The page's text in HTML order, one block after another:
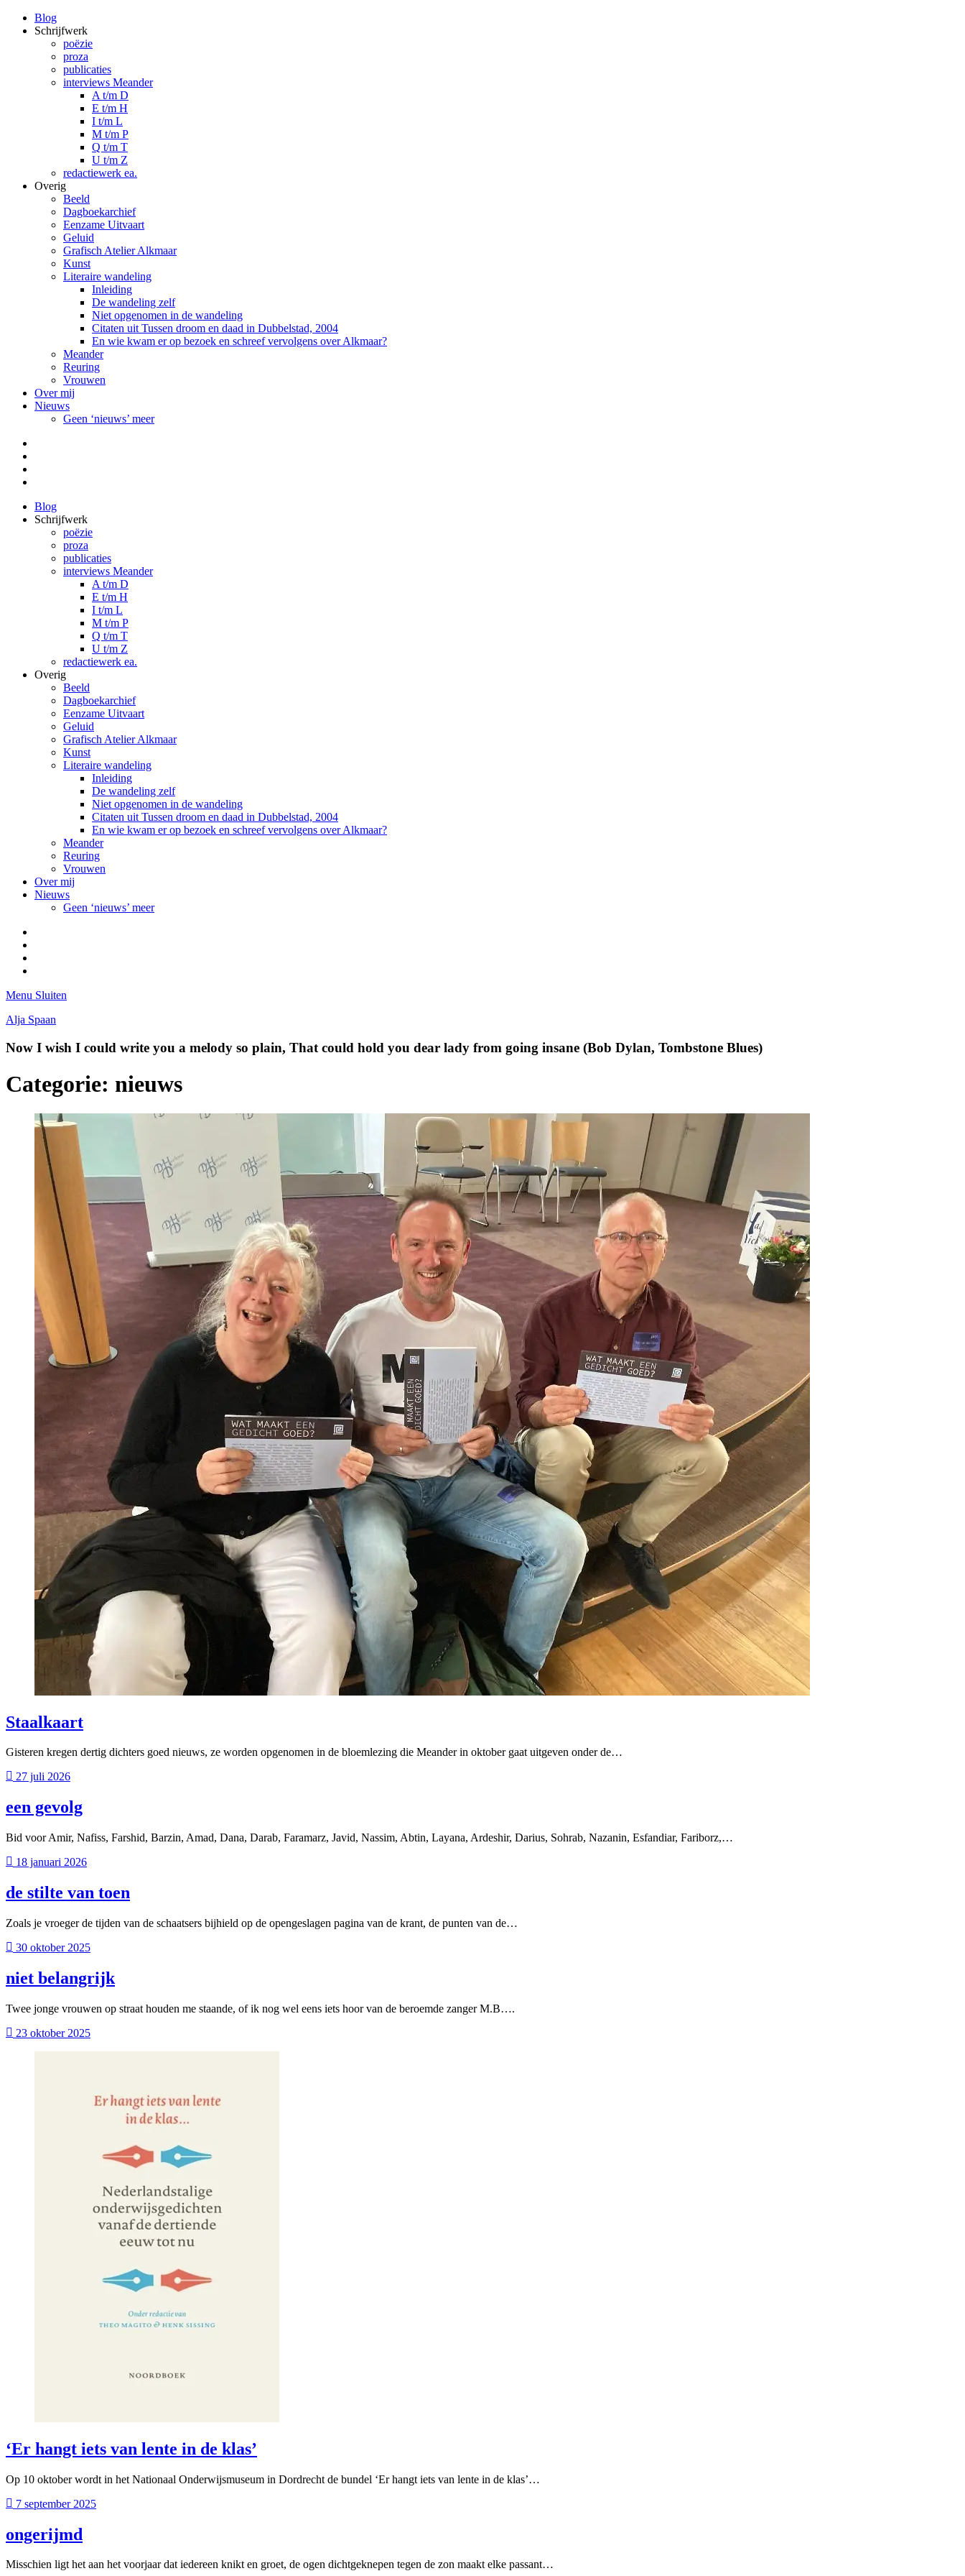
Blog
Schrijfwerk
poëzie
proza
publicaties
interviews Meander
A t/m D
E t/m H
I t/m L
M t/m P
Q t/m T
U t/m Z
redactiewerk ea.
Overig
Beeld
Dagboekarchief
Eenzame Uitvaart
Geluid
Grafisch Atelier Alkmaar
Kunst
Literaire wandeling
Inleiding
De wandeling zelf
Niet opgenomen in de wandeling
Citaten uit Tussen droom en daad in Dubbelstad, 2004
En wie kwam er op bezoek en schreef vervolgens over Alkmaar?
Meander
Reuring
Vrouwen
Over mij
Nieuws
Geen ‘nieuws’ meer
Blog
Schrijfwerk
poëzie
proza
publicaties
interviews Meander
A t/m D
E t/m H
I t/m L
M t/m P
Q t/m T
U t/m Z
redactiewerk ea.
Overig
Beeld
Dagboekarchief
Eenzame Uitvaart
Geluid
Grafisch Atelier Alkmaar
Kunst
Literaire wandeling
Inleiding
De wandeling zelf
Niet opgenomen in de wandeling
Citaten uit Tussen droom en daad in Dubbelstad, 2004
En wie kwam er op bezoek en schreef vervolgens over Alkmaar?
Meander
Reuring
Vrouwen
Over mij
Nieuws
Geen ‘nieuws’ meer
Menu Sluiten
Alja Spaan
Now I wish I could write you a melody so plain, That could hold you dear lady from going insane (Bob Dylan, Tombstone Blues)
Categorie: nieuws
Staalkaart
Gisteren kregen dertig dichters goed nieuws, ze worden opgenomen in de bloemlezing die Meander in oktober gaat uitgeven onder de…
27 juli 2026
een gevolg
Bid voor Amir, Nafiss, Farshid, Barzin, Amad, Dana, Darab, Faramarz, Javid, Nassim, Abtin, Layana, Ardeshir, Darius, Sohrab, Nazanin, Esfandiar, Fariborz,…
18 januari 2026
de stilte van toen
Zoals je vroeger de tijden van de schaatsers bijhield op de opengeslagen pagina van de krant, de punten van de…
30 oktober 2025
niet belangrijk
Twee jonge vrouwen op straat houden me staande, of ik nog wel eens iets hoor van de beroemde zanger M.B….
23 oktober 2025
‘Er hangt iets van lente in de klas’
Op 10 oktober wordt in het Nationaal Onderwijsmuseum in Dordrecht de bundel ‘Er hangt iets van lente in de klas’…
7 september 2025
ongerijmd
Misschien ligt het aan het voorjaar dat iedereen knikt en groet, de ogen dichtgeknepen tegen de zon maakt elke passant…